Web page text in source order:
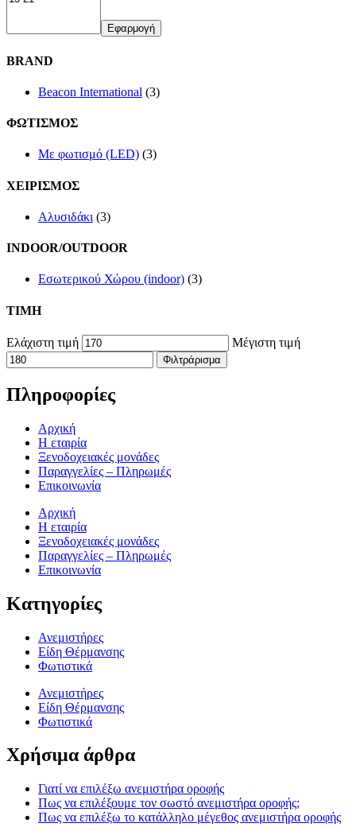
Εφαρμογή
BRAND
Beacon International (3)
ΦΩΤΙΣΜΟΣ
Με φωτισμό (LED) (3)
ΧΕΙΡΙΣΜΟΣ
Αλυσιδάκι (3)
INDOOR/OUTDOOR
Εσωτερικού Χώρου (indoor) (3)
TIMH
Ελάχιστη τιμή Μέγιστη τιμή
Φιλτράρισμα
Πληροφορίες
Αρχική
Η εταιρία
Ξενοδοχειακές μονάδες
Παραγγελίες – Πληρωμές
Επικοινωνία
Αρχική
Η εταιρία
Ξενοδοχειακές μονάδες
Παραγγελίες – Πληρωμές
Επικοινωνία
Κατηγορίες
Ανεμιστήρες
Είδη Θέρμανσης
Φωτιστικά
Ανεμιστήρες
Είδη Θέρμανσης
Φωτιστικά
Χρήσιμα άρθρα
Γιατί να επιλέξω ανεμιστήρα οροφής
Πως να επιλέξουμε τον σωστό ανεμιστήρα οροφής;
Πως να επιλέξω το κατάλληλο μέγεθος ανεμιστήρα οροφής